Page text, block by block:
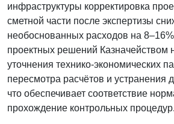
инфраструктуры корректировка
сметной части после экспертизы
необоснованных расходов на
проектных решений Казначейством
уточнения технико-экономических
пересмотра расчётов и устранения
что обеспечивает соответствие
прохождение контрольных процедур.